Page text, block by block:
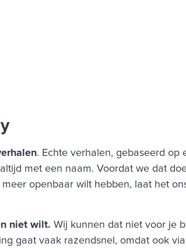
. Echte verhalen, gebaseerd
met een naam. Voordat we dat
openbaar wilt hebben, laat het
niet wilt. Wij kunnen dat niet voor je
gaat vaak razendsnel, omdat ook